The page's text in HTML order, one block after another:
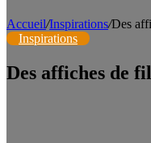
Accueil/Inspirations/Des
Inspirations
Des affiches de